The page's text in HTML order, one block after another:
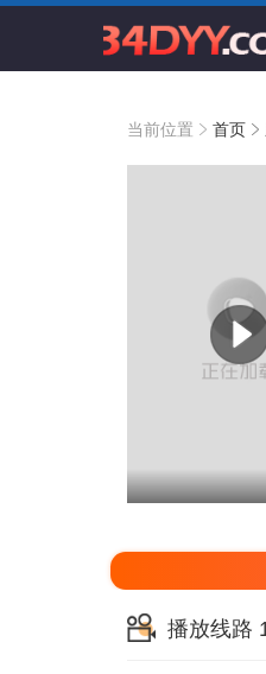
当前位置 首页
播放线路